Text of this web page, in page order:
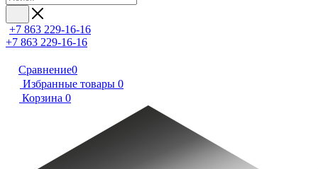
+7 863 229-16-16
+7 863 229-16-16
Сравнение0
Избранные товары 0
Корзина 0